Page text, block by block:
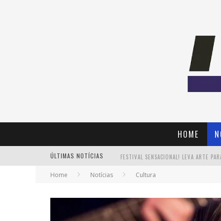
HOME
ÚLTIMAS NOTÍCIAS
PAIS: BOAS HISTÓRIAS E UM BRINDE
Home Notícias Cultura